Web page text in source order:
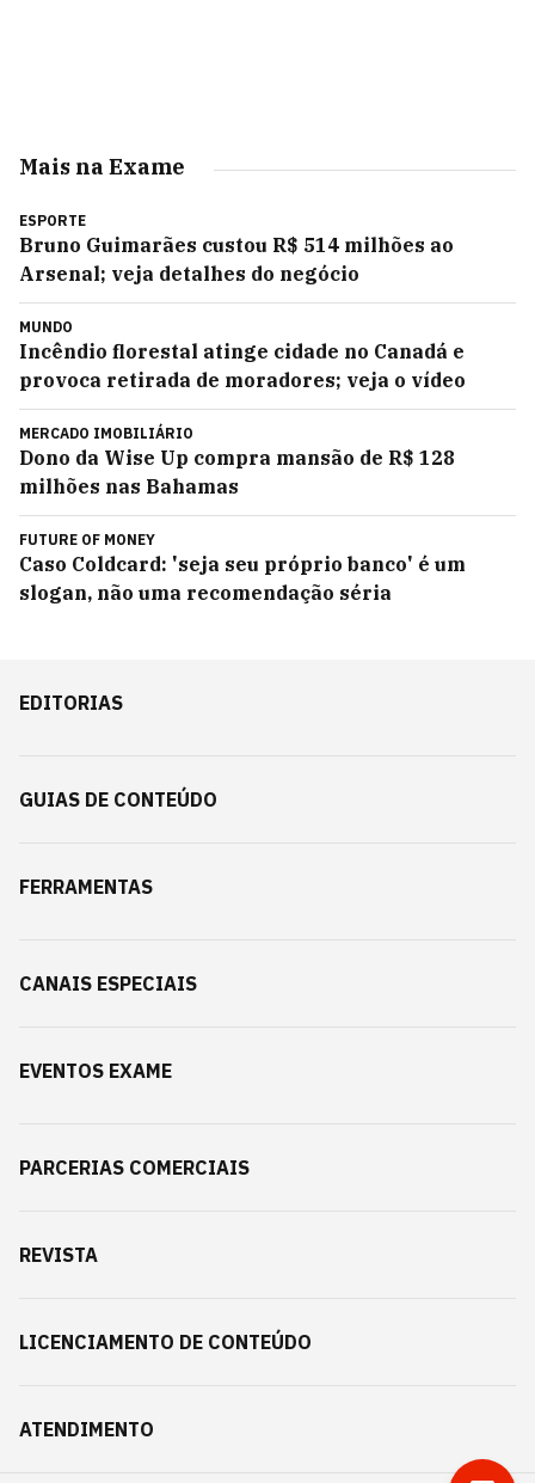
Mais na Exame
ESPORTE
Bruno Guimarães custou R$ 514 milhões ao
Arsenal; veja detalhes do negócio
MUNDO
Incêndio florestal atinge cidade no Canadá e
provoca retirada de moradores; veja o vídeo
MERCADO IMOBILIÁRIO
Dono da Wise Up compra mansão de R$ 128
milhões nas Bahamas
FUTURE OF MONEY
Caso Coldcard: 'seja seu próprio banco' é um
slogan, não uma recomendação séria
EDITORIAS
GUIAS DE CONTEÚDO
FERRAMENTAS
CANAIS ESPECIAIS
EVENTOS EXAME
PARCERIAS COMERCIAIS
REVISTA
LICENCIAMENTO DE CONTEÚDO
ATENDIMENTO